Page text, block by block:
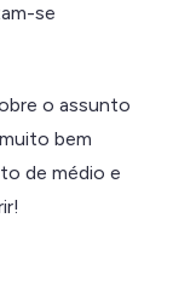
se
o assunto
bem
de médio e